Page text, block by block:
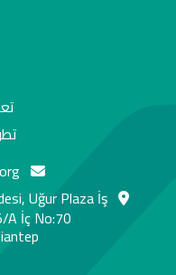
Uğur Plaza İş
A İç No:70